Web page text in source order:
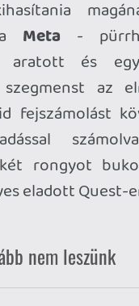
Egy lapos
valóságban átélt
képes csupán
aki nem próbálja ki
nem is fogja
Egyénenként nagyon
szervezetünk a
a fokozatos
ellenére is vannak
bírják. Egyesek nem
kanapén dögleni,